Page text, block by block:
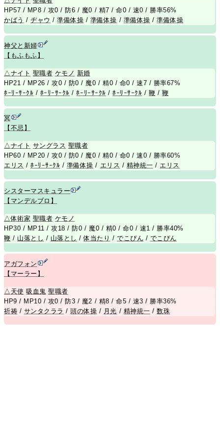
HP57 / MP8 / 攻0 / 防6 / 魔0 / 精7 / 命0 / 速0 / 勝率56%
かばう /ヂャウ /準備体操 / 準備体操 / 準備体操 /準備体操
神父と新婦
【もふもふ】
△ ナイト 聖職者 ケモノ 新婚
HP21 / MP26 / 攻0 / 防0 / 魔0 / 精0 / 命0 / 速7 / 勝率67%
ﾎｰﾘｰｻｰｸﾙ / ﾎｰﾘｰｻｰｸﾙ /ﾎｰﾘｰｻｰｸﾙ /ﾎｰﾘｰｻｰｸﾙ / 鞭 /鞭
冥
【不忌】
△ナイト サングラス 聖職者
HP60 / MP20 / 攻0 / 防0 / 魔0 / 精0 / 命0 / 速0 / 勝率60%
エリス /ﾎｰﾘｰｻｰｸﾙ / 準備体操 / エリス / 精神統一 / エリス
シスターマスキュラー
【マンデルブロ】
△体術家 聖職者 ケモノ
HP30 / MP11 / 攻18 / 防0 / 魔0 / 精0 / 命0 / 速1 / 勝率40%
鞭 / 山落とし / 山落とし /体当たり /でこぴん / でこぴん
アガフォン
【マーラー】
△ 天使 吸血鬼 聖職者
HP9 / MP10 / 攻0 / 防3 / 魔2 / 精8 / 命5 / 速3 / 勝率36%
祈祷 / サンタクララ /頭の体操 / 月光 / 精神統一 /数珠